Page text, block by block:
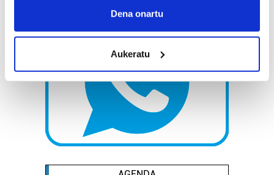
Collect information about your geographical
meters
Identify your device by actively scanning it for
specific characteristics (fingerprinting)
Find out more about how your personal data is processed
and set your preferences in the
details section
Guk eta gure bazkideek zure datu pertsonalak
prozesatzen ditugu, zure IP zenbakia, besteak beste,
Dena onartu
Aukeratu